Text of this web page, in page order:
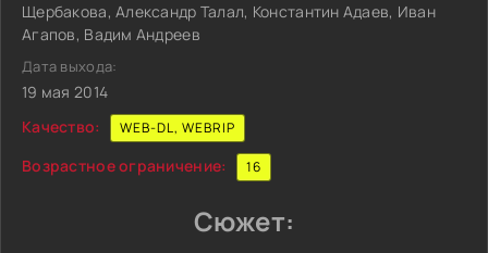
Щербакова, Александр Талал, Константин Адаев, Иван
Агапов, Вадим Андреев
Дата выхода:
19 мая 2014
Качество:
WEB-DL, WEBRIP
Возрастное ограничение: 16
Сюжет: